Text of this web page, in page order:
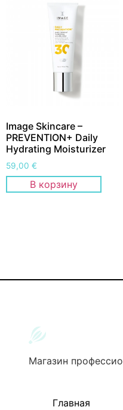
Image Skincare –
PREVENTION+ Daily
Hydrating Moisturizer
59,00 €
В корзину
Магазин
Главная